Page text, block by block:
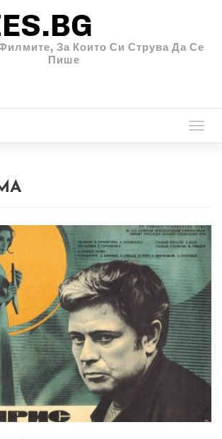
За Които Си Струва Да Се
Пише